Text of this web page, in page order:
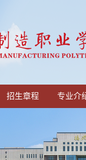
招生章程 专业介